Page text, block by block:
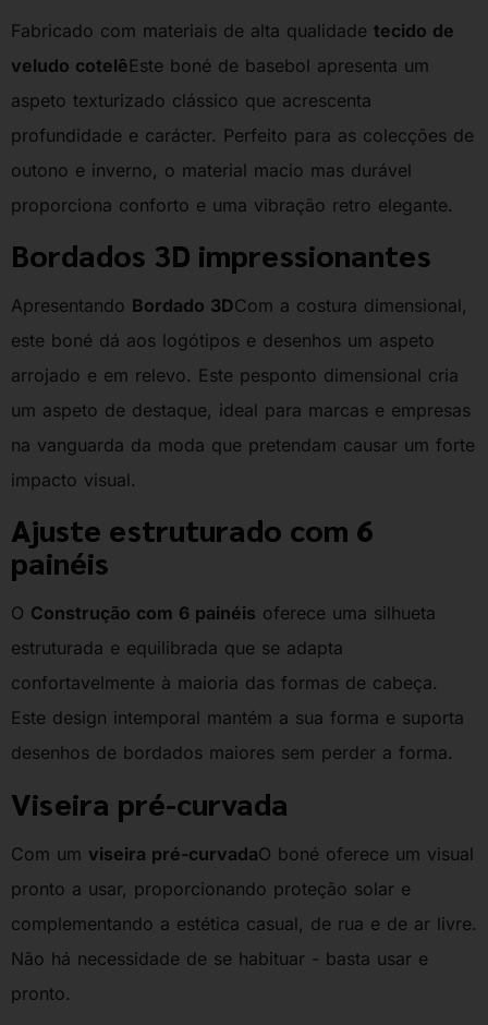
Fabricado com materiais de alta qualidade tecido de
veludo cotelêEste boné de basebol apresenta um
aspeto texturizado clássico que acrescenta
profundidade e carácter. Perfeito para as colecções de
outono e inverno, o material macio mas durável
proporciona conforto e uma vibração retro elegante.
Bordados 3D impressionantes
Apresentando Bordado 3DCom a costura dimensional,
este boné dá aos logótipos e desenhos um aspeto
arrojado e em relevo. Este pesponto dimensional cria
um aspeto de destaque, ideal para marcas e empresas
na vanguarda da moda que pretendam causar um forte
impacto visual.
Ajuste estruturado com 6
painéis
O Construção com 6 painéis oferece uma silhueta
estruturada e equilibrada que se adapta
confortavelmente à maioria das formas de cabeça.
Este design intemporal mantém a sua forma e suporta
desenhos de bordados maiores sem perder a forma.
Viseira pré-curvada
Com um viseira pré-curvadaO boné oferece um visual
pronto a usar, proporcionando proteção solar e
complementando a estética casual, de rua e de ar livre.
Não há necessidade de se habituar - basta usar e
pronto.